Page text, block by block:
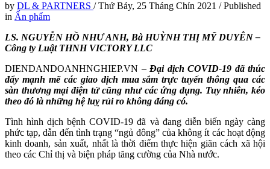
by DL & PARTNERS /Thứ Bảy, 25 Tháng Chín 2021 /Published
in Ấn phẩm
LS. NGUYỄN HỒ NHƯ ANH, Bà HUỲNH THỊ MỸ DUYÊN –
Công ty Luật THNH VICTORY LLC
DIENDANDOANHNGHIEP.VN – Đại dịch COVID-19 đã thúc
đẩy mạnh mẽ các giao dịch mua sắm trực tuyến thông qua các
sàn thương mại điện tử cũng như các ứng dụng. Tuy nhiên, kéo
theo đó là những hệ luỵ rủi ro không đáng có.
Tình hình dịch bệnh COVID-19 đã và đang diễn biến ngày càng
phức tạp, dẫn đến tình trạng “ngủ đông” của không ít các hoạt động
kinh doanh, sản xuất, nhất là thời điểm thực hiện giãn cách xã hội
theo các Chỉ thị và biện pháp tăng cường của Nhà nước.